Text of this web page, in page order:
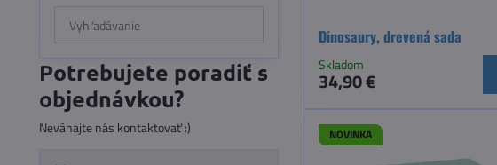
Dinosaury, drevená sada
Skladom
34,90 €
NOVINKA
Prehľadať
výsledky
fulltextom
Potrebujete poradiť s
objednávkou?
Neváhajte nás kontaktovať :)